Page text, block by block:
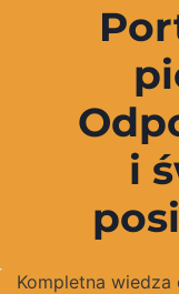
i
Kompletna